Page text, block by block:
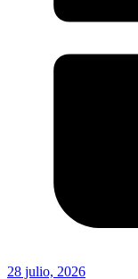
28 julio, 2026